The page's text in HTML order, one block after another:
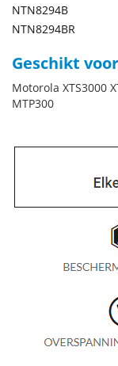
NTN8294B
NTN8294BR
Geschikt
Motorola XTS3000
MTP300